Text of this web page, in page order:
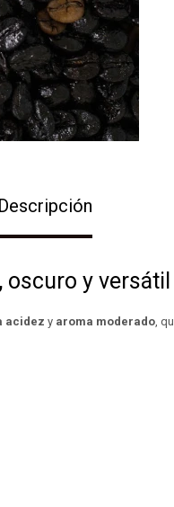
Descripción
y versátil
acidez y aroma moderado,